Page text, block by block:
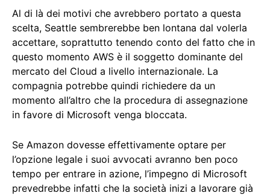
Al di là dei motivi che avrebbero portato a questa
scelta, Seattle sembrerebbe ben lontana dal volerla
accettare, soprattutto tenendo conto del fatto che in
questo momento AWS è il soggetto dominante del
mercato del Cloud a livello internazionale. La
compagnia potrebbe quindi richiedere da un
momento all’altro che la procedura di assegnazione
in favore di Microsoft venga bloccata.
Se Amazon dovesse effettivamente optare per
l’opzione legale i suoi avvocati avranno ben poco
tempo per entrare in azione, l’impegno di Microsoft
prevedrebbe infatti che la società inizi a lavorare già